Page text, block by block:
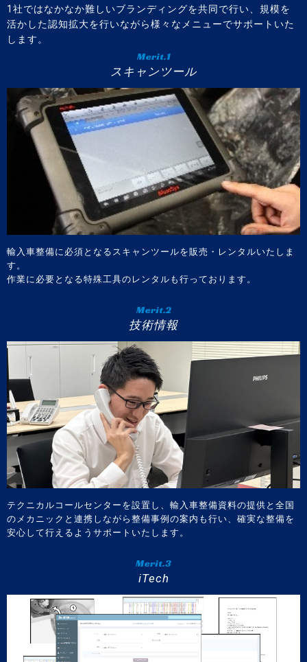
1社ではなかなか難しいブランディングを共同で行い、規模を
活かした認知拡大を行いながら様々なメニューでサポートいた
します。
Merit.1
スキャンツール
輸入車整備に必須となるスキャンツールを販売・レンタルいたしま
す。
作業に必要となる特殊工具のレンタルも行っております。
Merit.2
技術情報
テクニカルコールセンターを設置し、輸入車整備資料の提供と全国
のメカニックと連携しながら整備事例の案内も行い、確実な整備を
安心して行えるようサポートいたします。
Merit.3
iTech